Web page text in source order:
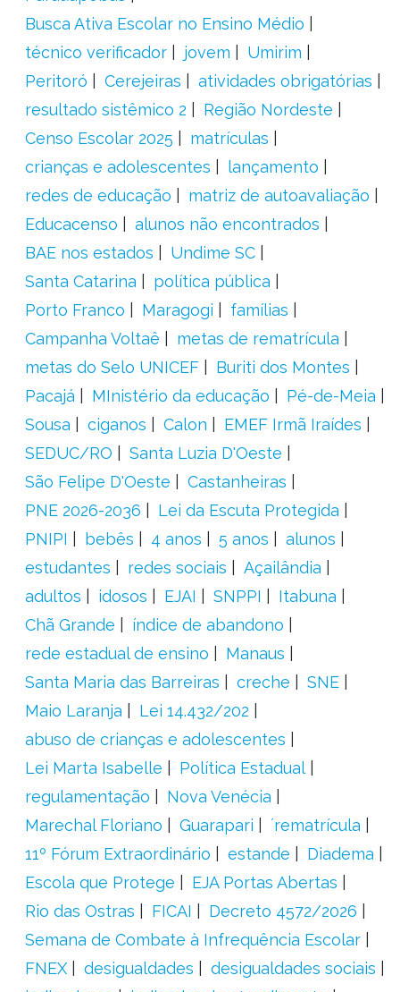
Busca Ativa Escolar no Ensino Médio
técnico verificador
jovem
Umirim
Peritoró
Cerejeiras
atividades obrigatórias
resultado sistêmico 2
Região Nordeste
Censo Escolar 2025
matrículas
crianças e adolescentes
lançamento
redes de educação
matriz de autoavaliação
Educacenso
alunos não encontrados
BAE nos estados
Undime SC
Santa Catarina
política pública
Porto Franco
Maragogi
famílias
Campanha Voltaê
metas de rematrícula
metas do Selo UNICEF
Buriti dos Montes
Pacajá
MInistério da educação
Pé-de-Meia
Sousa
ciganos Calon
EMEF Irmã Iraídes
SEDUC/RO
Santa Luzia D'Oeste
São Felipe D'Oeste
Castanheiras
PNE 2026-2036
Lei da Escuta Protegida
PNIPI
bebês 4 anos 5 anos
alunos
estudantes
redes sociais
Açailândia
adultos
idosos EJAI SNPPI
Itabuna
Chã Grande
índice de abandono
rede estadual de ensino
Manaus
Santa Maria das Barreiras
creche
SNE
Maio Laranja
Lei 14.432/202
abuso de crianças e adolescentes
Lei Marta Isabelle
Política Estadual
regulamentação
Nova Venécia
Marechal Floriano
Guarapari
´rematrícula
11º Fórum Extraordinário
estande
Diadema
Escola que Protege
EJA Portas Abertas
Rio das Ostras
FICAI
Decreto 4572/2026
Semana de Combate à Infrequência Escolar
FNEX
desigualdades
desigualdades sociais